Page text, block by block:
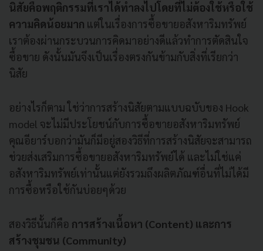
นิสัยคือพฤติกรรมที่เราได้ทำลงไปโดยที่ไม่ต้องใช้หรือใช้
ความคิดน้อยมาก แต่ในเรื่องการซื้อขายอสังหาริมทรัพย์
เราต้องผ่านกระบวนการคิดมาอย่างดีแล้วทำการตัดสินใจ
ซื้อขาย ดังนั้นมันจึงเป็นเรื่องตรงกันข้ามกับสิ่งที่เรียกว่า
นิสัย
อย่างไรก็ตาม ใช่ว่าการสร้างนิสัยตามแบบฉบับของ Hook
model จะไม่มีประโยชน์กับการซื้อขายอสังหาริมทรัพย์
คุณอียาร์บอกว่ามันก็มีอยู่สองวิธีที่การสร้างนิสัยจะสามารถ
ช่วยส่งเสริมการซื้อขายอสังหาริมทรัพย์ได้ และไม่ใช่แค่
อสังหาริมทรัพย์เท่านั้นแต่ยังรวมถึงผลิตภัณฑ์อื่นที่ไม่ได้มี
การซื้อหรือใช้กันบ่อยๆด้วย
สองวิธีนั้นก็คือ การสร้างเนื้อหา (Content) และการ
สร้างชุมชน (Community)